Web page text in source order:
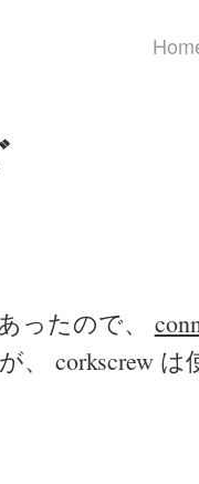
ったので、
、 corkscrew は